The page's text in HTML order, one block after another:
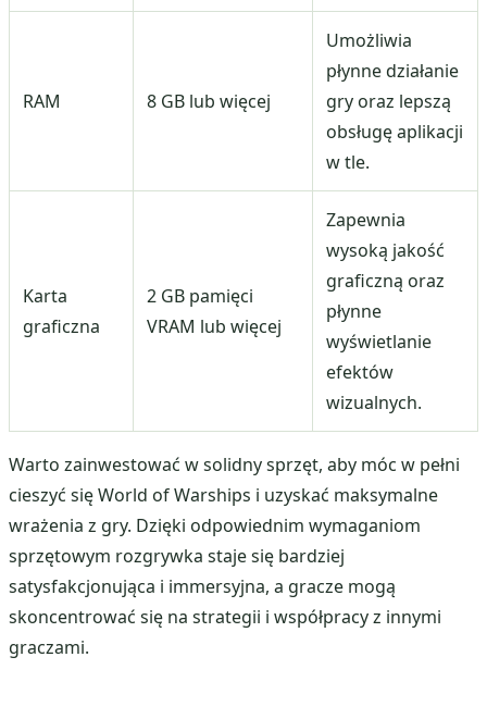
RAM 8 GB lub więcej
Umożliwia
płynne działanie
gry oraz lepszą
obsługę aplikacji
w tle.
Karta
graficzna
2 GB pamięci
VRAM lub więcej
Zapewnia
wysoką jakość
graficzną oraz
płynne
wyświetlanie
efektów
wizualnych.
Warto zainwestować w solidny sprzęt, aby móc w pełni
cieszyć się World of Warships i uzyskać maksymalne
wrażenia z gry. Dzięki odpowiednim wymaganiom
sprzętowym rozgrywka staje się bardziej
satysfakcjonująca i immersyjna, a gracze mogą
skoncentrować się na strategii i współpracy z innymi
graczami.